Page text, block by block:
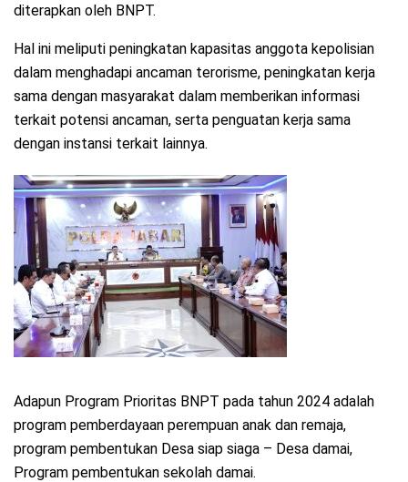
diterapkan oleh BNPT.
Hal ini meliputi peningkatan kapasitas anggota kepolisian
dalam menghadapi ancaman terorisme, peningkatan kerja
sama dengan masyarakat dalam memberikan informasi
terkait potensi ancaman, serta penguatan kerja sama
dengan instansi terkait lainnya.
Adapun Program Prioritas BNPT pada tahun 2024 adalah
program pemberdayaan perempuan anak dan remaja,
program pembentukan Desa siap siaga – Desa damai,
Program pembentukan sekolah damai.